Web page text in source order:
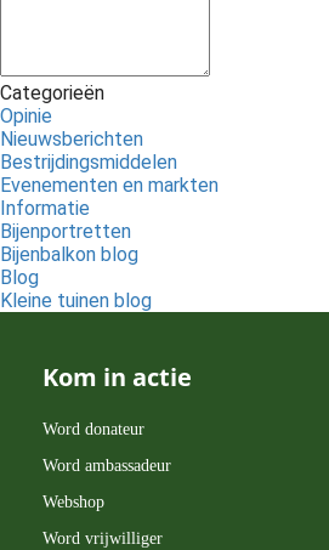
Categorieën
Opinie
Nieuwsberichten
Bestrijdingsmiddelen
Evenementen en markten
Informatie
Bijenportretten
Bijenbalkon blog
Blog
Kleine tuinen blog
Kom in actie
Word donateur
Word ambassadeur
Webshop
Word vrijwilliger